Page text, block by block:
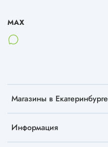
Магазины в Екатеринбурге
Информация
MAX